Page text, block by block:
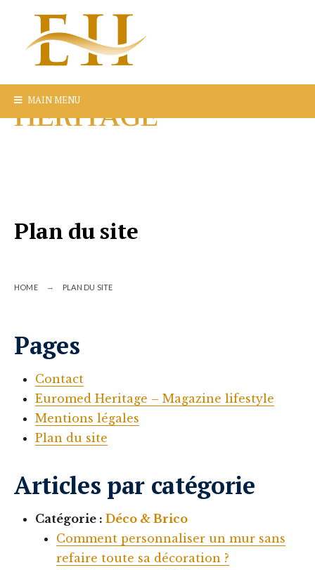
MAIN MENU
Plan du site
HOME PLAN DU SITE
Pages
Contact
Euromed Heritage – Magazine lifestyle
Mentions légales
Plan du site
Articles par catégorie
Catégorie : Déco & Brico
Comment personnaliser un mur sans
refaire toute sa décoration ?